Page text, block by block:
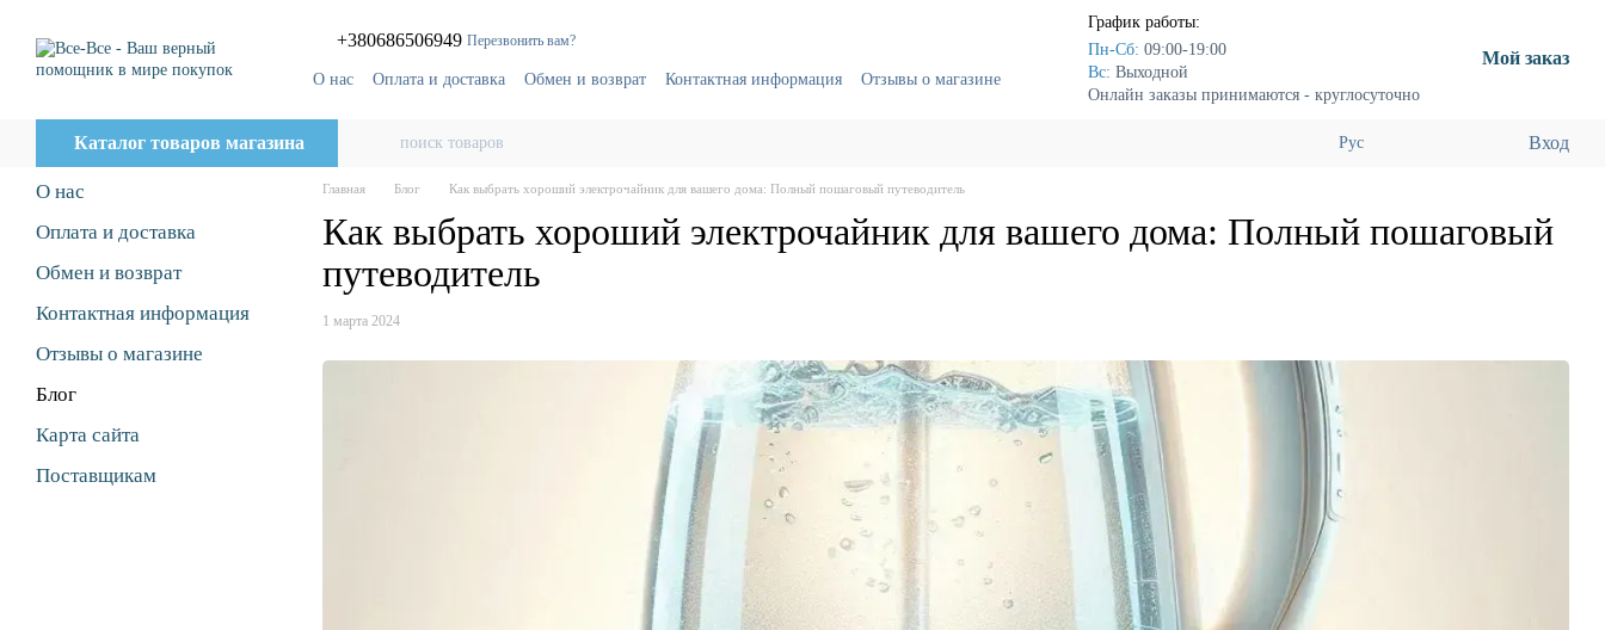
+380686506949 Перезвонить вам?
О нас Оплата и доставка Обмен и возврат Контактная информация
Отзывы о магазине
График работы:
Пн-Сб: 09:00-19:00
Вс: Выходной
Онлайн заказы принимаются - круглосуточно
Мой заказ
Каталог товаров магазина Рус Вход
Главная Блог Как выбрать хороший электрочайник для вашего дома: Полный пошаговый путеводитель
Как выбрать хороший электрочайник для вашего дома: Полный пошаговый
путеводитель
1 марта 2024
О нас
Оплата и доставка
Обмен и возврат
Контактная информация
Отзывы о магазине
Блог
Карта сайта
Поставщикам